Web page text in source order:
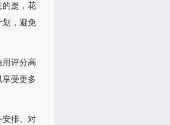
的是，花
划，避免
评分高
受更多
安排。对